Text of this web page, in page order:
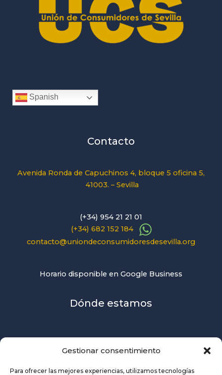
Gestionar consentimiento
Para ofrecer las mejores experiencias, utilizamos tecnologías
Spanish
Contacto
Avenida Ronda de Capuchinos 4, bloque 5 oficina 5,
41003. – Sevilla
(+34) 954 21 21 01
(+34) 682 152 184
contacto@uniondeconsumidoresdesevilla.org
Horario disponible en Google Business
Dónde estamos